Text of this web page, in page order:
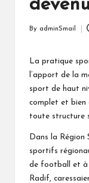
By adminSmail
La pratique
l’apport de la
sport de haut
complet et bien
toute structure
Dans la Région
sportifs
de football et à
Radif,